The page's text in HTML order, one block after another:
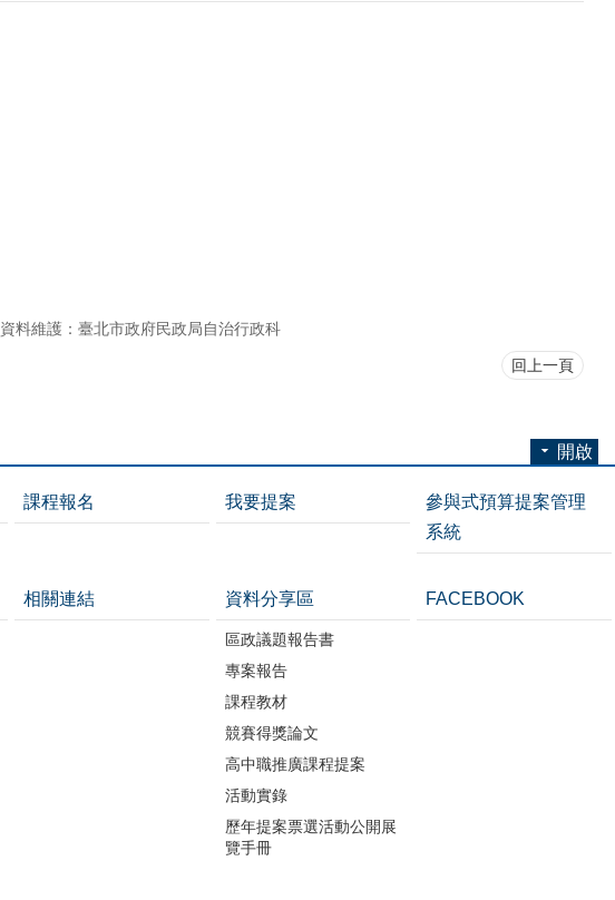
資料維護：臺北市政府民政局自治行政科
回上一頁
開啟
課程報名 我要提案
參與式預算提案管理
系統
相關連結 資料分享區
區政議題報告書
專案報告
課程教材
競賽得獎論文
高中職推廣課程提案
活動實錄
歷年提案票選活動公開展
覽手冊
FACEBOOK